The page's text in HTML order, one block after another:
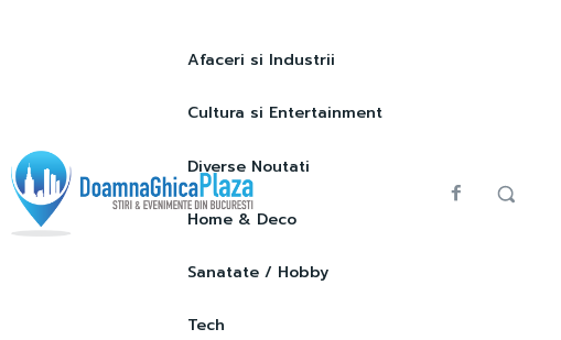
Afaceri si Industrii
Cultura si Entertainment
Diverse Noutati
Home & Deco
Sanatate / Hobby
Tech